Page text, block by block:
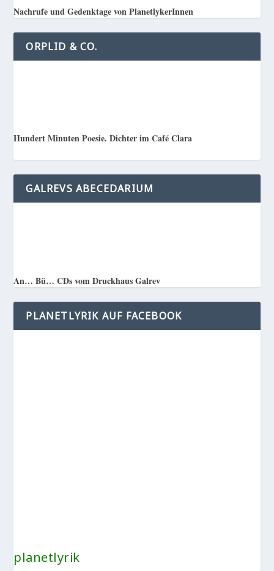
Nachrufe und Gedenktage von PlanetlykerInnen
ORPLID & CO.
Hundert Minuten Poesie. Dichter im Café Clara
GALREVS ABECEDARIUM
An… Bü… CDs vom Druckhaus Galrev
PLANETLYRIK AUF FACEBOOK
planetlyrik